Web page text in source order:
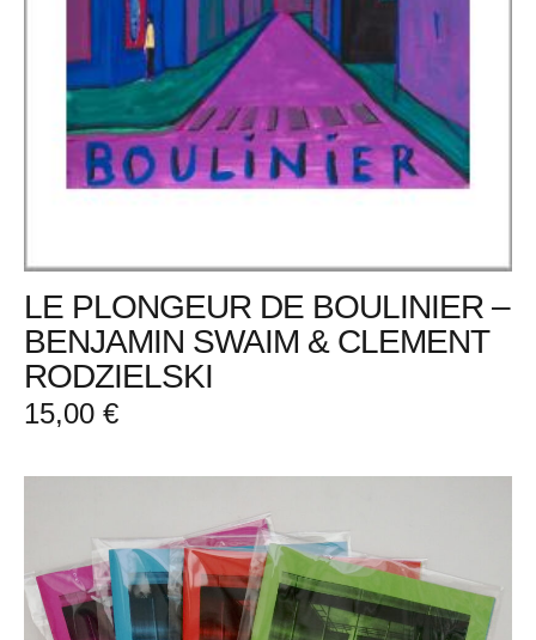
LE PLONGEUR DE BOULINIER –
BENJAMIN SWAIM & CLEMENT
RODZIELSKI
15,00 €